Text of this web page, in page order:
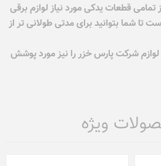
قطعات یدکی مورد نیاز لوازم برقی
تا شما بتوانید برای مدتی طولانی تر از
شرکت پارس خزر را نیز مورد پوشش
ویژه